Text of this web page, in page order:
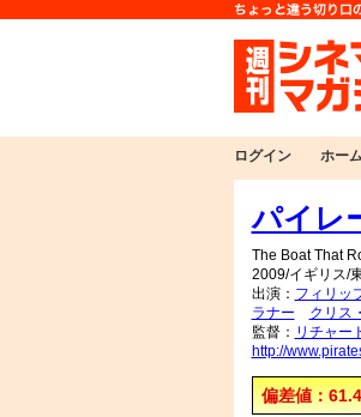
ログイン ホー
パイレ
The Boat That
2009/イギリス/
出演： フィリッ
ラナー
クリス
監督： リチャー
http://
偏差値：61.4